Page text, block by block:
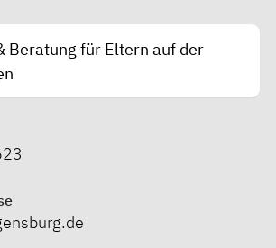
Beratung für Eltern auf der